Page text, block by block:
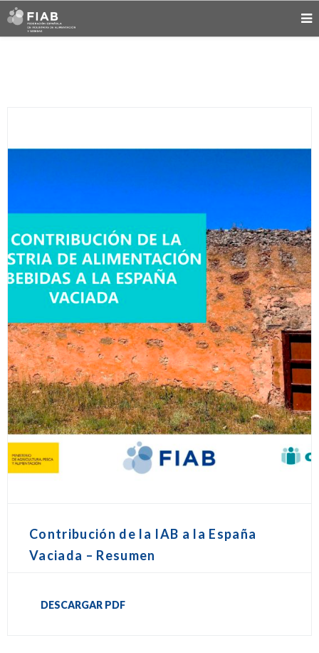
Contribución de la IAB a la España
Vaciada – Resumen
DESCARGAR PDF